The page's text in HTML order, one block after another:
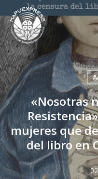
Skip
to
main
content
«Nosotras
mujeres que
del libro en